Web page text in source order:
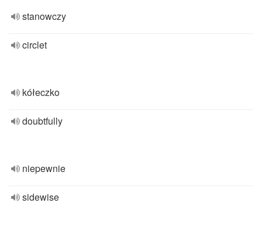
stanowczy
circlet
kółeczko
doubtfully
niepewnie
sidewise